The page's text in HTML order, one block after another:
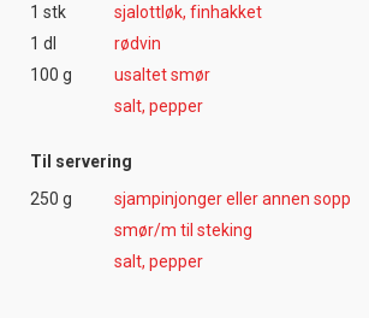
1 stk
sjalottløk, finhakket
1 dl
rødvin
100 g
usaltet smør
salt, pepper
Til servering
250 g
sjampinjonger eller annen sopp
smør/m til steking
salt, pepper